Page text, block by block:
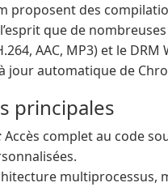
proposent des
que de
AAC, MP3) et le
jour automatique de
principales
Accès complet au code
multiprocessus,